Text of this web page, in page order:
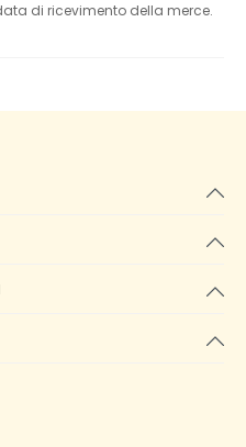
di ricevimento della merce.